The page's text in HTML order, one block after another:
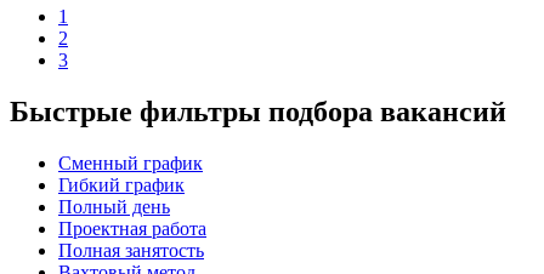
1
2
3
Быстрые фильтры подбора вакансий
Сменный график
Гибкий график
Полный день
Проектная работа
Полная занятость